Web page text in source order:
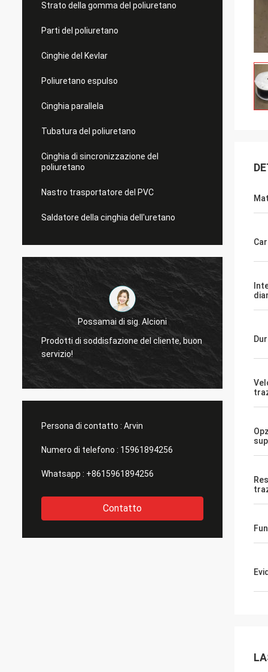
Strato della gomma del poliuretano
Parti del poliuretano
Cinghie del Kevlar
Poliuretano espulso
Cinghia parallela
Tubatura del poliuretano
Cinghia di sincronizzazione del
poliuretano
Nastro trasportatore del PVC
Saldatore della cinghia dell'uretano
Possamai di sig. Alcioni
Prodotti di soddisfazione del cliente, buon
servizio!
molto
Persona di contatto : Arvin
Numero di telefono : 15961894256
Whatsapp : +8615961894256
Contatto